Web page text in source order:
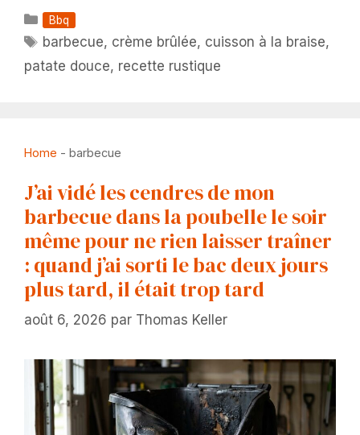
Catégories
Bbq
Étiquettes
barbecue, crème brûlée, cuisson à la braise,
patate douce, recette rustique
Home - barbecue
J’ai vidé les cendres de mon
barbecue dans la poubelle le soir
même pour ne rien laisser traîner
: quand j’ai sorti le bac deux jours
plus tard, il était trop tard
août 6, 2026 par Thomas Keller